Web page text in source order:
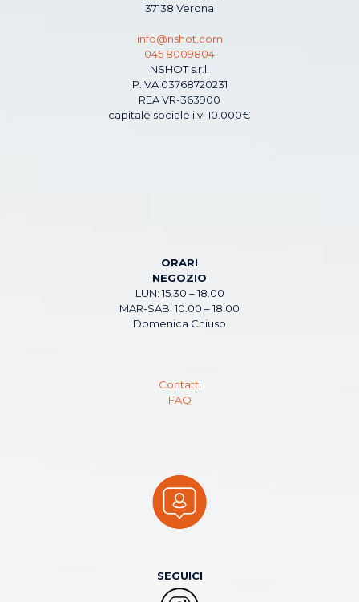
37138 Verona
info@nshot.com
045 8009804
NSHOT s.r.l.
P.IVA 03768720231
REA VR-363900
capitale sociale i.v. 10.000€
ORARI
NEGOZIO
LUN: 15.30 – 18.00
MAR-SAB: 10.00 – 18.00
Domenica Chiuso
Contatti
FAQ
SEGUICI